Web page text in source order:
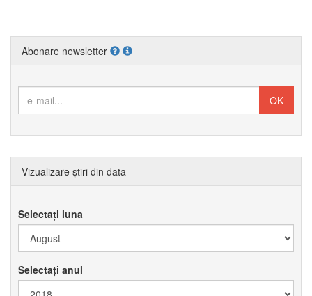
Abonare newsletter
Vizualizare știri din data
Selectați luna
Selectați anul